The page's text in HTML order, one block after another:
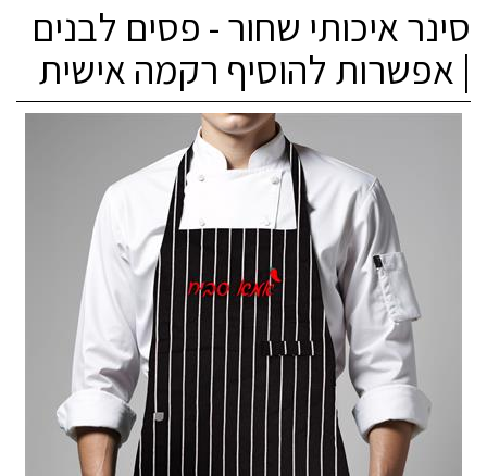
סינר איכותי שחור - פסים לבנים
| אפשרות להוסיף רקמה אישית